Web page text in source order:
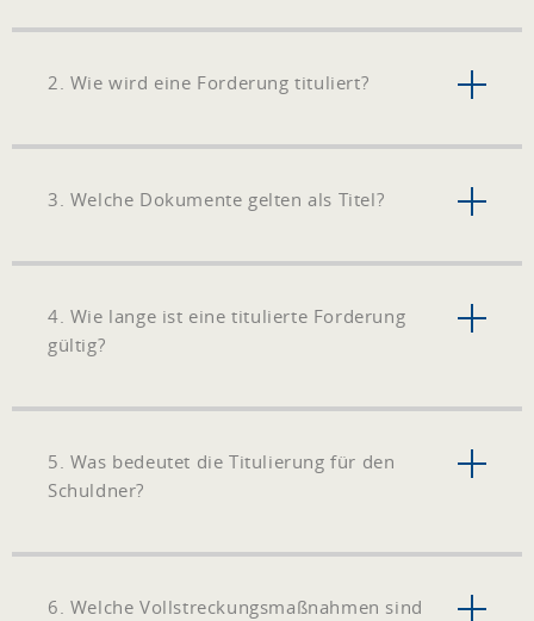
2. Wie wird eine Forderung tituliert?
3. Welche Dokumente gelten als Titel?
4. Wie lange ist eine titulierte Forderung
gültig?
5. Was bedeutet die Titulierung für den
Schuldner?
6. Welche Vollstreckungsmaßnahmen sind